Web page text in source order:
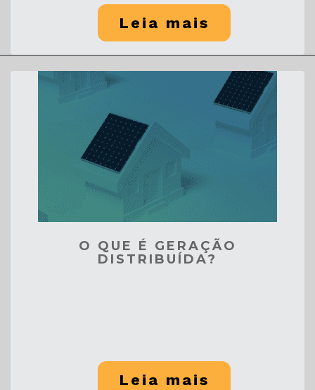
Leia mais
O QUE É GERAÇÃO
DISTRIBUÍDA?
Leia mais